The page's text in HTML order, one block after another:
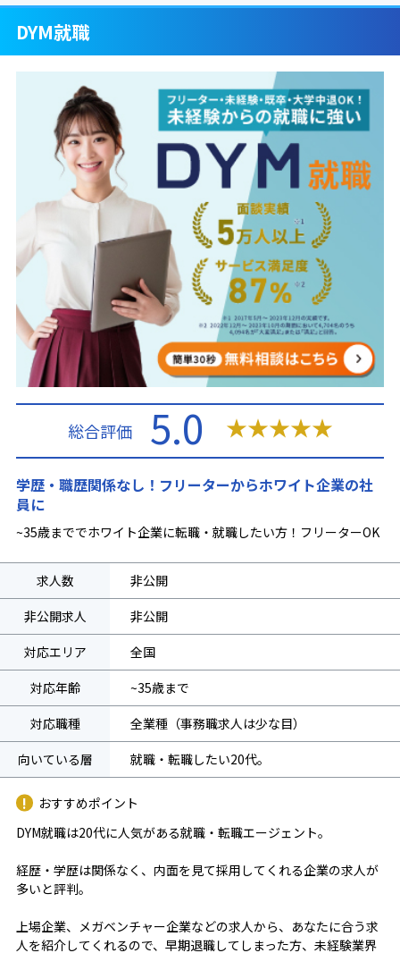
DYM就職
学歴・職歴関係なし！フリーターからホワイト企業の社
員に
~35歳まででホワイト企業に転職・就職したい方！フリーターOK
総合評価 5.0 ★★★★★
求人数
非公開
非公開求人
非公開
対応エリア
全国
対応年齢
~35歳まで
対応職種
全業種（事務職求人は少な目）
向いている層
就職・転職したい20代。
おすすめポイント
DYM就職は20代に人気がある就職・転職エージェント。
経歴・学歴は関係なく、内面を見て採用してくれる企業の求人が
多いと評判。
上場企業、メガベンチャー企業などの求人から、あなたに合う求
人を紹介してくれるので、早期退職してしまった方、未経験業界